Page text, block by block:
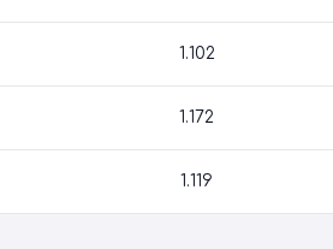
1.102
1.172
1.119